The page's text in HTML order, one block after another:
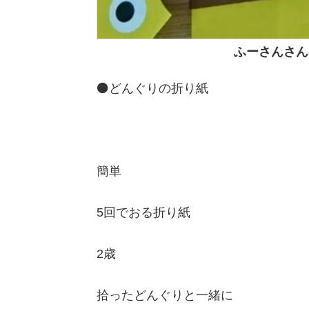
ふーさんさ
⚫どんぐりの折り紙
簡単
5回でおる折り紙
2歳
拾ったどんぐりと一緒に